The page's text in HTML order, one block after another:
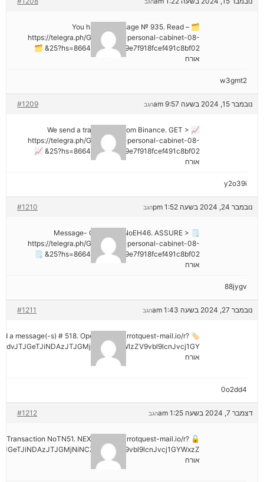
🗂 You have 1 message № 935. Read –
https://telegra.ph/Go-to-your-personal-cabinet-08-
25?hs=8664c520642b9e7f918fcef491c8bf02& 🗂
אורח
w3gmt2
נובמבר 15, 2024 בשעה 9:57 am #1209 הגב
📈 We send a transaction from Binance. GЕТ >
https://telegra.ph/Go-to-your-personal-cabinet-08-
25?hs=8664c520642b9e7f918fcef491c8bf02& 📈
אורח
y2o39i
נובמבר 24, 2024 בשעה 1:52 pm #1210 הגב
🗒 Message- Operation NoEH46. ASSURE >
https://telegra.ph/Go-to-your-personal-cabinet-08-
25?hs=8664c520642b9e7f918fcef491c8bf02& 🗒
אורח
88jygv
נובמבר 27, 2024 בשעה 1:43 am #1211 הגב
a message(-s) # 518. Open > out.carrotquest-mail.io/r?
אורח
0o2dd4
דצמבר 7, 2024 בשעה 1:25 am #1212 הגב
Transaction NoTN51. NEXT => out.carrotquest-mail.io/r?
אורח